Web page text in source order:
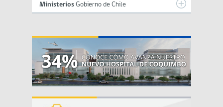
Ministerios Gobierno de Chile